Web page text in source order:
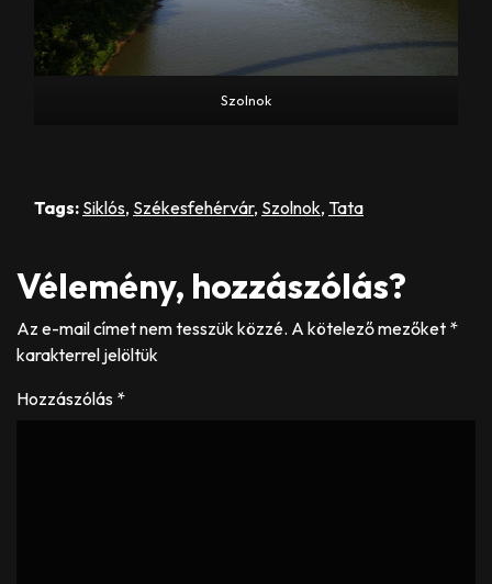
Szolnok
Tags: Siklós, Székesfehérvár, Szolnok, Tata
Vélemény, hozzászólás?
Az e-mail címet nem tesszük közzé. A kötelező mezőket *
karakterrel jelöltük
Hozzászólás *